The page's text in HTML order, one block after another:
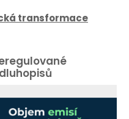
transformace